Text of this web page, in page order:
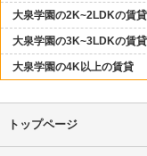
大泉学園の2K~2LDKの賃貸
大泉学園の3K~3LDKの賃貸
大泉学園の4K以上の賃貸
トップページ